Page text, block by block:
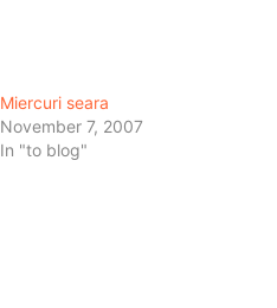
Miercuri seara
November 7, 2007
In "to blog"